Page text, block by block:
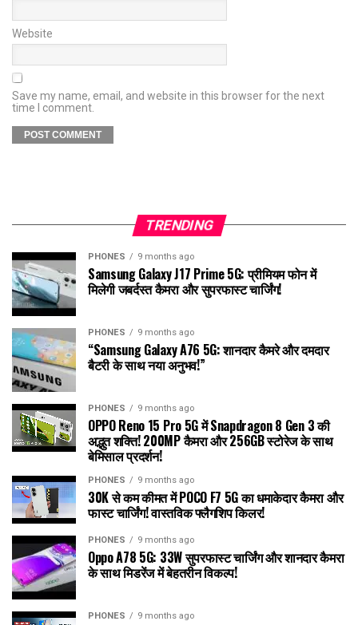
Website
Save my name, email, and website in this browser for the next
time I comment.
TRENDING
PHONES 9 months ago
Samsung Galaxy J17 Prime 5G: प्रीमियम फोन में
मिलेगी जबर्दस्त कैमरा और सुपरफास्ट चार्जिंग!
PHONES 9 months ago
“Samsung Galaxy A76 5G: शानदार कैमरे और दमदार
बैटरी के साथ नया अनुभव!”
PHONES 9 months ago
OPPO Reno 15 Pro 5G में Snapdragon 8 Gen 3 की
अद्भुत शक्ति! 200MP कैमरा और 256GB स्टोरेज के साथ
बेमिसाल प्रदर्शन!
PHONES 9 months ago
30K से कम कीमत में POCO F7 5G का धमाकेदार कैमरा और
फास्ट चार्जिंग! वास्तविक फ्लैगशिप किलर!
PHONES 9 months ago
Oppo A78 5G: 33W सुपरफास्ट चार्जिंग और शानदार कैमरा
के साथ मिडरेंज में बेहतरीन विकल्प!
PHONES 9 months ago